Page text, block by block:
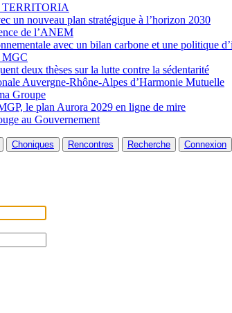
TERRITORIA
un nouveau plan stratégique à l’horizon 2030
de l’ANEM
avec un bilan carbone et une politique
MGC
deux thèses sur la lutte contre la sédentarité
Auvergne-Rhône-Alpes d’Harmonie Mutuelle
Groupe
le plan Aurora 2029 en ligne de mire
au Gouvernement
Choniques Rencontres Recherche Connexion